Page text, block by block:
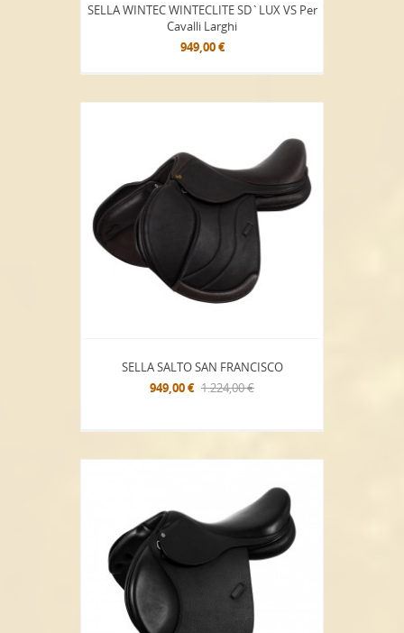
SELLA WINTEC WINTECLITE SD`LUX VS Per
Cavalli Larghi
949,00 €
SELLA SALTO SAN FRANCISCO
949,00 € 1.224,00 €